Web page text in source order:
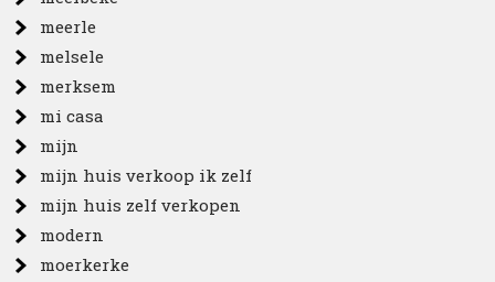
meerle
melsele
merksem
mi casa
mijn
mijn huis verkoop ik zelf
mijn huis zelf verkopen
modern
moerkerke